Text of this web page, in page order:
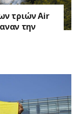
τριών Air
την